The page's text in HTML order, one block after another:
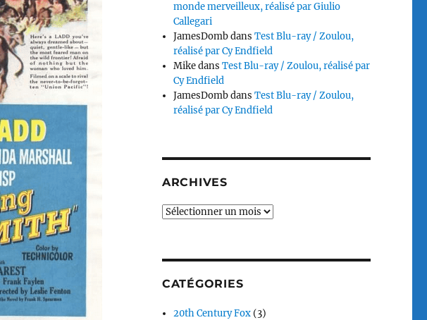
monde merveilleux, réalisé par Giulio
Callegari
JamesDombdansTest Blu-ray / Zoulou,
réalisé par Cy Endfield
MikedansTest Blu-ray / Zoulou, réalisé par
Cy Endfield
JamesDombdansTest Blu-ray / Zoulou,
réalisé par Cy Endfield
ARCHIVES
Archives
CATÉGORIES
20th Century Fox (3)